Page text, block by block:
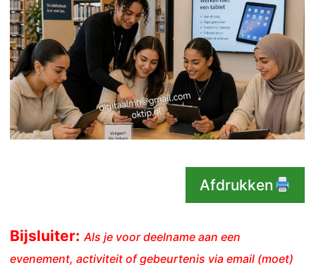
Afdrukken
Bijsluiter: Als je voor deelname aan een
evenement, activiteit of gebeurtenis via email (moet)